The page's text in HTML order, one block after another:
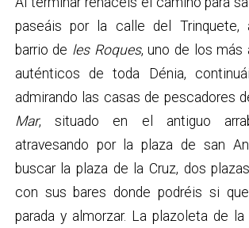
paseáis por la calle del Trinquete,
barrio de les Roques, uno de los más
auténticos de toda Dénia,
admirando las casas de pescadores
Mar, situado en el antiguo
atravesando por la plaza de san
buscar la plaza de la Cruz, dos
con sus bares donde podréis si
parada y almorzar. La plazoleta de